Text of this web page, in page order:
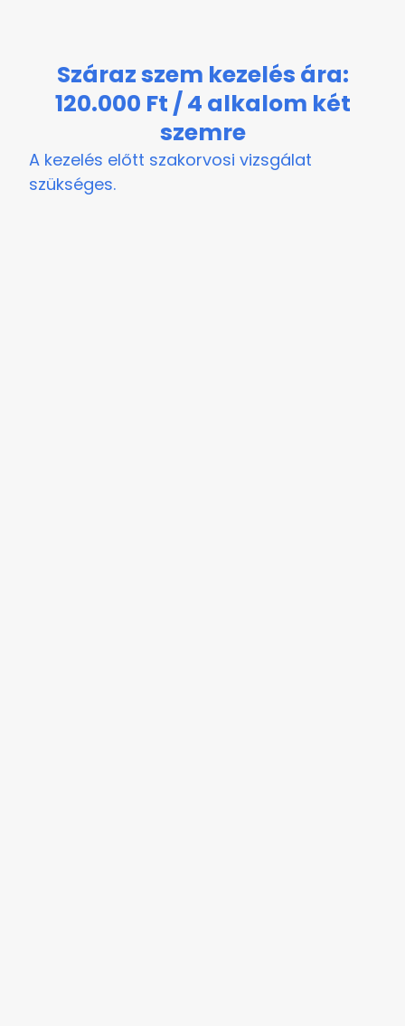
Száraz szem kezelés ára:
120.000 Ft / 4 alkalom két
szemre
A kezelés előtt szakorvosi vizsgálat
szükséges.